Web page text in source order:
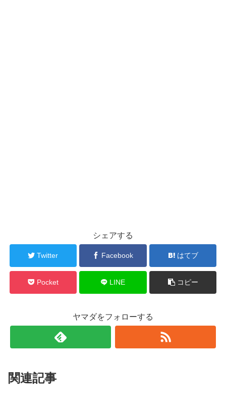
シェアする
Twitter Facebook はてブ
Pocket LINE コピー
ヤマダをフォローする
関連記事